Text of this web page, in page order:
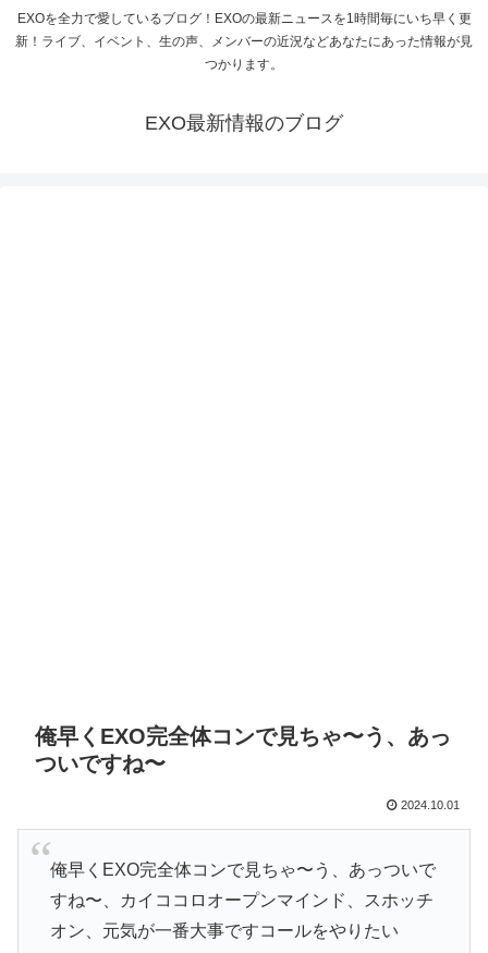
EXOを全力で愛しているブログ！EXOの最新ニュースを1時間毎にいち早く更
新！ライブ、イベント、生の声、メンバーの近況などあなたにあった情報が見
つかります。
EXO最新情報のブログ
俺早くEXO完全体コンで見ちゃ〜う、あっ
ついですね〜
2024.10.01
俺早くEXO完全体コンで見ちゃ〜う、あっついで
すね〜、カイココロオープンマインド、スホッチ
オン、元気が一番大事ですコールをやりたい